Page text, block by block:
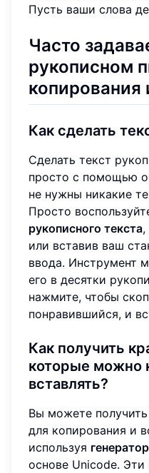
Пусть ваши слова
Часто
рукописном
копирования
Как сделать
Сделать текст
просто с помощью
не нужны никакие
Просто
рукописного текста,
или вставив ваш
ввода. Инструмент
его в десятки
нажмите, чтобы
понравившийся, и
Как получить
которые можно
вставлять?
Вы можете
для копирования и
используя
основе Unicode.